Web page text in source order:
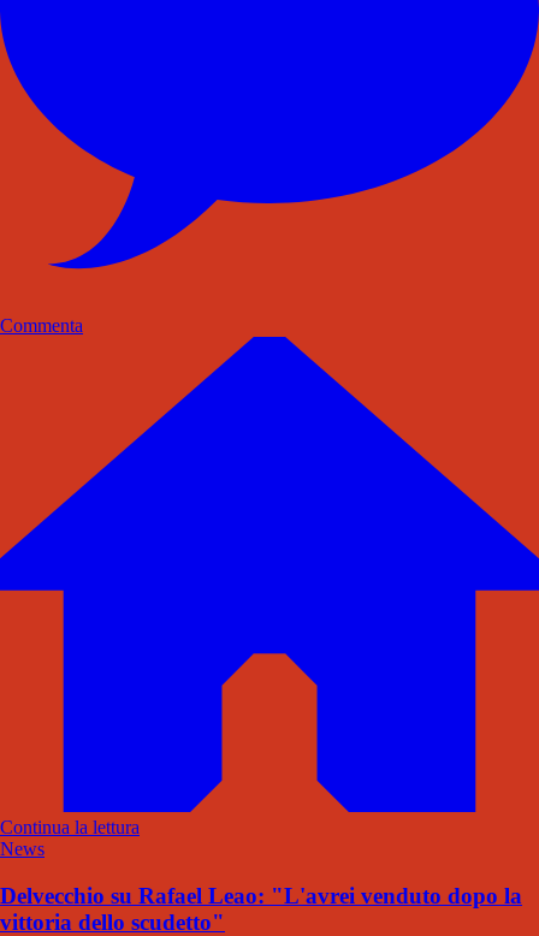
Commenta
Continua la lettura
News
Delvecchio su Rafael Leao: "L'avrei venduto dopo la
vittoria dello scudetto"